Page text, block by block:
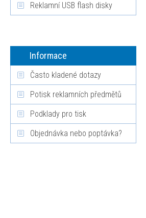
Reklamní USB flash disky
Informace
Často kladené dotazy
Potisk reklamních předmětů
Podklady pro tisk
Objednávka nebo poptávka?